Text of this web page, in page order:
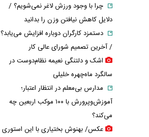
چرا با وجود ورزش لاغر نمی‌شویم؟ /
دلایل کاهش نیافتن وزن را بدانید
دستمزد کارگران دوباره افزایش می‌یابد؟
/ آخرین تصمیم شورای عالی کار
اشک و دلتنگی نعیمه نظام‌دوست در
سالگرد ماه‌چهره خلیلی
مدارس بی‌معلم در انتظار اعتبار؛
آموزش‌وپرورش با ۱۰۰ موکب اربعین چه
می‌کند؟
عکس/ بهنوش بختیاری با این استوری